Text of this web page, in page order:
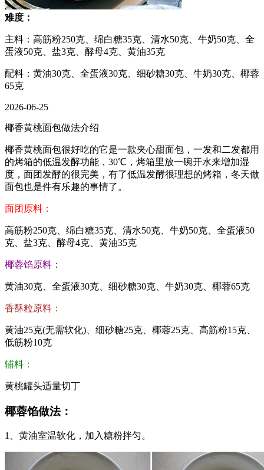
难度：
主料：高筋粉250克、绵白糖35克、清水50克、牛奶50克、全
蛋液50克、盐3克、酵母4克、黄油35克
配料：黄油30克、全蛋液30克、细砂糖30克、牛奶30克、椰蓉
65克
2026-06-25
椰香黄桃面包做法介绍
椰香黄桃面包很好吃的它是一款夹心甜面包，一发和二发都用
的烤箱的低温发酵功能，30℃，烤箱里放一碗开水来增加湿
度，面团发酵的很完美，有了低温发酵很理想的烤箱，冬天做
面包也是件有乐趣的事情了。
面团原料：
高筋粉250克、绵白糖35克、清水50克、牛奶50克、全蛋液50
克、盐3克、酵母4克、黄油35克
椰蓉馅原料：
黄油30克、全蛋液30克、细砂糖30克、牛奶30克、椰蓉65克
香酥粒原料：
黄油25克(无需软化)、细砂糖25克、椰蓉25克、高筋粉15克、
低筋粉10克
辅料：
黄桃罐头适量切丁
椰蓉馅做法：
1、黄油室温软化，加入糖粉拌匀。